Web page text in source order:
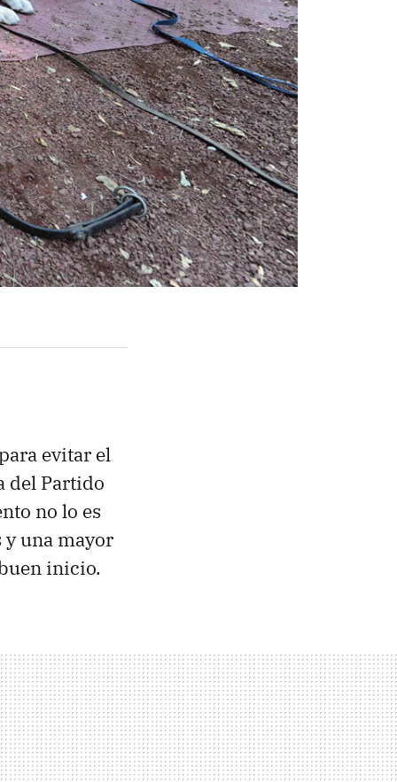
evitar el
del Partido
no lo es
y una mayor
inicio.